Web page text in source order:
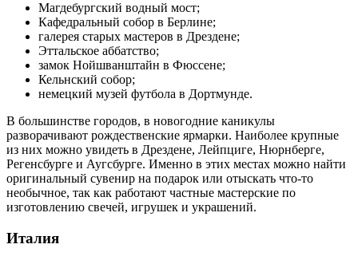
Магдебургский водный мост;
Кафедральный собор в Берлине;
галерея старых мастеров в Дрездене;
Эттальское аббатство;
замок Нойшванштайн в Фюссене;
Кельнский собор;
немецкий музей футбола в Дортмунде.
В большинстве городов, в новогодние каникулы
разворачивают рождественские ярмарки. Наиболее крупные
из них можно увидеть в Дрездене, Лейпциге, Нюрнберге,
Регенсбурге и Аугсбурге. Именно в этих местах можно найти
оригинальный сувенир на подарок или отыскать что-то
необычное, так как работают частные мастерские по
изготовлению свечей, игрушек и украшений.
Италия